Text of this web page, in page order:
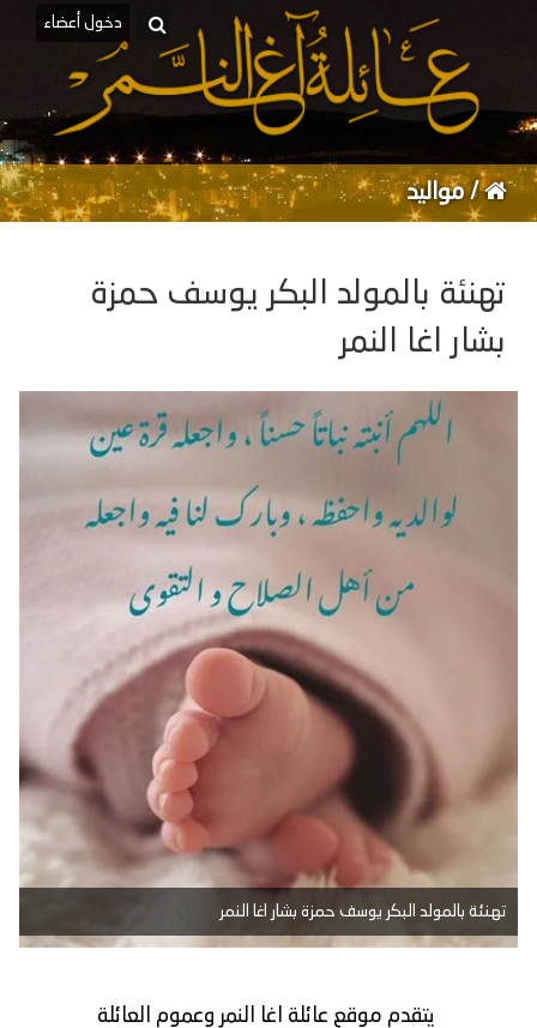
دخول أعضاء
/مواليد
تهنئة بالمولد البكر يوسف حمزة
بشار اغا النمر
تهنئة بالمولد البكر يوسف حمزة بشار اغا النمر
يتقدم موقع عائلة اغا النمر وعموم العائلة